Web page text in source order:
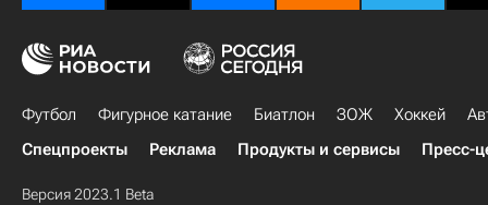
Футбол Фигурное катание Биатлон ЗОЖ Хоккей
Спецпроекты
Реклама Продукты и сервисы Пресс-
Версия 2023.1 Beta